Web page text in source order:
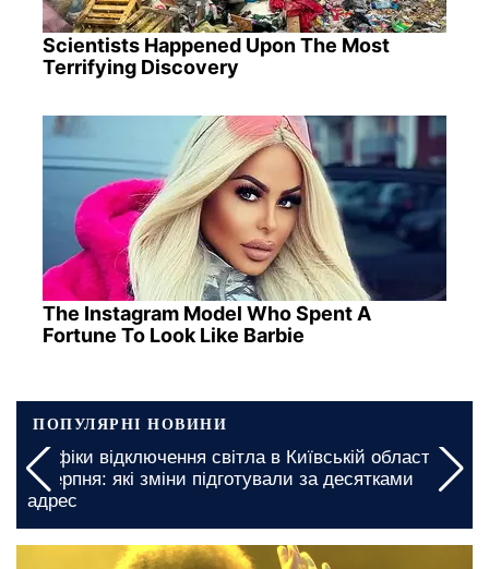
Scientists Happened Upon The Most
Terrifying Discovery
The Instagram Model Who Spent A
Fortune To Look Like Barbie
ПОПУЛЯРНІ НОВИНИ
У Кіровоградській області буде складний день:
введено багатогодинні графіки відключення світла
на 5 та 6 серпня
19 травня, 14:45